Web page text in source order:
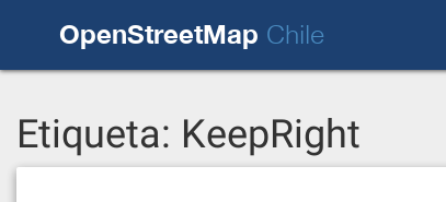
OpenStreetMap Chile
Etiqueta: KeepRight